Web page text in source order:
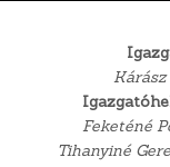
Kárász
Feketéné
Tihanyiné